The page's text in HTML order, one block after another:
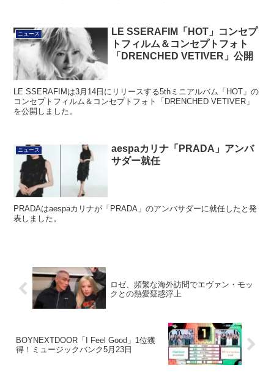
ニュース
LE SSERAFIM「HOT」コンセプ
トフィルム＆コンセプトフォト
「DRENCHED VETIVER」公開
LE SSERAFIMは3月14日にリリースする5thミニアルバム「HOT」の
コンセプトフィルム＆コンセプトフォト「DRENCHED VETIVER」
を公開しました。
ニュース
aespaカリナ「PRADA」アンバ
サダー就任
PRADAはaespaカリナが「PRADA」のアンバサダーに就任したと発
表しました。
ロゼ、頻繁な海外訪問でエヴァン・モッ
クとの熱愛疑惑浮上
BOYNEXTDOOR「I Feel Good」1位獲
得！ミュージックバンク5月23日